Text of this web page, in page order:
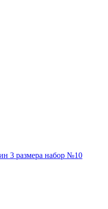
3 размера набор №10